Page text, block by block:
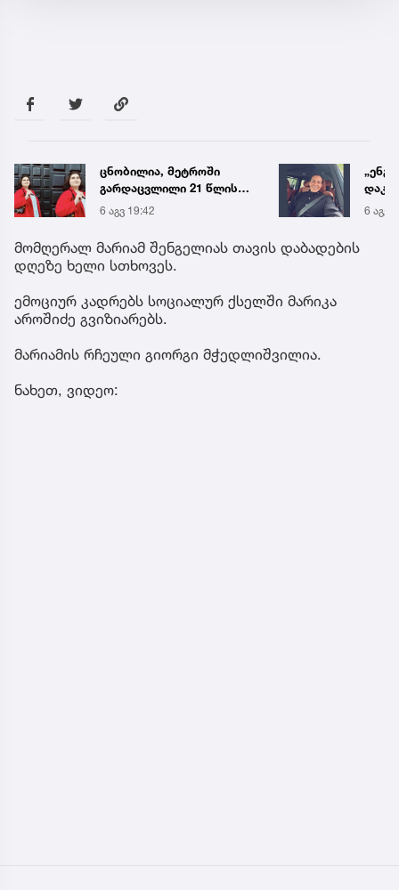
ცნობილია, მეტროში
გარდაცვლილი 21 წლის
მარიამ ტყემალაძის
ექსპერტიზის დასკვნა
6 აგვ 19:42 6 აგვ
მომღერალ მარიამ შენგელიას თავის დაბადების
დღეზე ხელი სთხოვეს.
ემოციურ კადრებს სოციალურ ქსელში მარიკა
აროშიძე გვიზიარებს.
მარიამის რჩეული გიორგი მჭედლიშვილია.
ნახეთ, ვიდეო: